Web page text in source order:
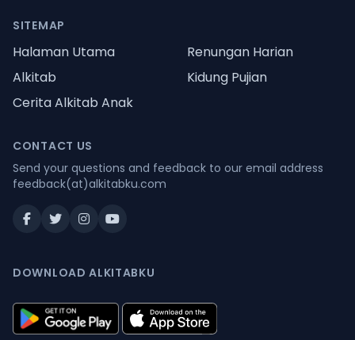
SITEMAP
Halaman Utama
Renungan Harian
Alkitab
Kidung Pujian
Cerita Alkitab Anak
CONTACT US
Send your questions and feedback to our email address
feedback(at)alkitabku.com
DOWNLOAD ALKITABKU